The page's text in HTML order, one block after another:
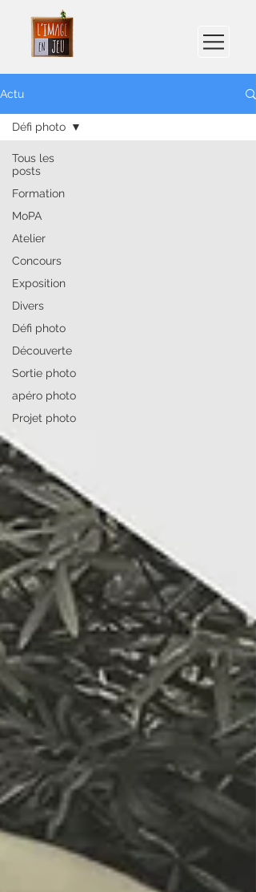
Actu
Tous les
posts
Formation
MoPA
Atelier
Concours
Exposition
Divers
Défi photo
Découverte
Sortie photo
apéro photo
Projet photo
Défi photo